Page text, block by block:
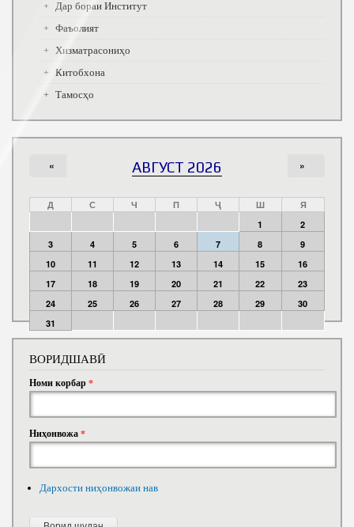
Дар бораи Институт
Фаъолият
Хизматрасониҳо
Китобхона
Тамосҳо
АВГУСТ 2026
« »
Д С Ч П Ҷ Ш
Я
1
2
3
4 5 6 7 8
9
10
11 12 13 14 15
16
17
18 19 20 21 22
23
24
25 26 27 28 29
30
31
ВОРИДШАВӢ
Номи корбар*
Ниҳонвожа*
Дархости ниҳонвожаи нав